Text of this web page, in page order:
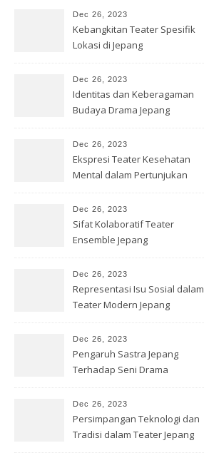
Dec 26, 2023
Kebangkitan Teater Spesifik
Lokasi di Jepang
Dec 26, 2023
Identitas dan Keberagaman
Budaya Drama Jepang
Dec 26, 2023
Ekspresi Teater Kesehatan
Mental dalam Pertunjukan
Dec 26, 2023
Sifat Kolaboratif Teater
Ensemble Jepang
Dec 26, 2023
Representasi Isu Sosial dalam
Teater Modern Jepang
Dec 26, 2023
Pengaruh Sastra Jepang
Terhadap Seni Drama
Dec 26, 2023
Persimpangan Teknologi dan
Tradisi dalam Teater Jepang